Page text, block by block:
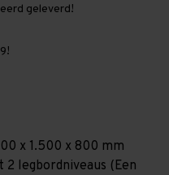
geleverd!
x 1.500 x 800 mm
legbordniveaus (Een